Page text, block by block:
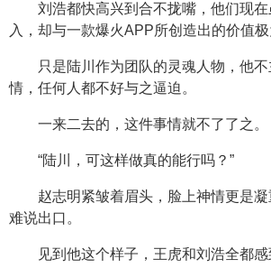
刘浩都快高兴到合不拢嘴，他们现
入，却与一款爆火APP所创造出的价值极
只是陆川作为团队的灵魂人物，他
情，任何人都不好与之逼迫。
一来二去的，这件事情就不了了之。
“陆川，可这样做真的能行吗？”
赵志明紧皱着眉头，脸上神情更是
难说出口。
见到他这个样子，王虎和刘浩全都感